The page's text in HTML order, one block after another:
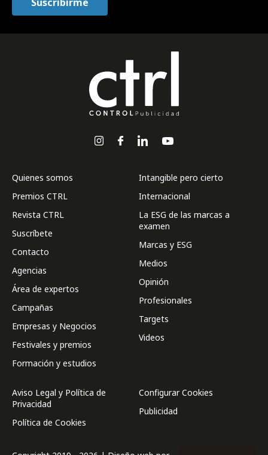
Quienes somos
Premios CTRL
Revista CTRL
Suscríbete
Contacto
Agencias
Área de expertos
Campañas
Empresas y Negocios
Festivales y premios
Formación y estudios
Intangible pero cierto
Internacional
La ESG de las marcas a
examen
Marcas y ESG
Medios
Opinión
Profesionales
Targets
Videos
Aviso Legal y Política de
Privacidad
Política de Cookies
Configurar Cookies
Publicidad